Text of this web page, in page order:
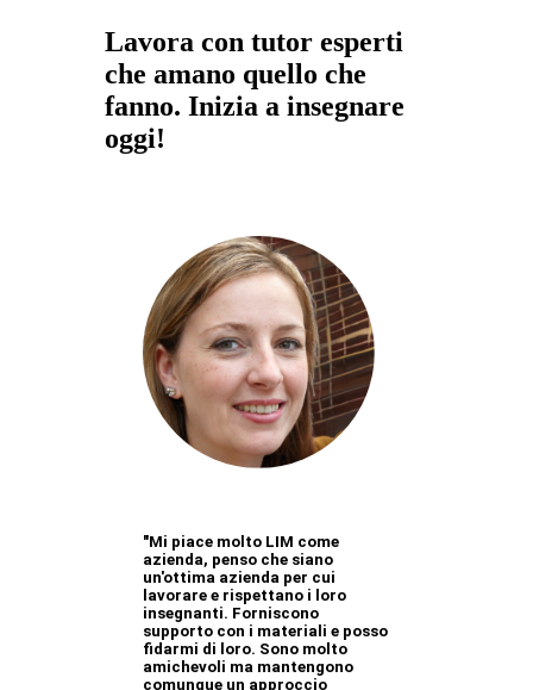
Lavora con tutor esperti
che amano quello che
fanno. Inizia a insegnare
oggi!
"Mi piace molto LIM come
azienda, penso che siano
un'ottima azienda per cui
lavorare e rispettano i loro
insegnanti. Forniscono
supporto con i materiali e posso
fidarmi di loro. Sono molto
amichevoli ma mantengono
comunque un approccio